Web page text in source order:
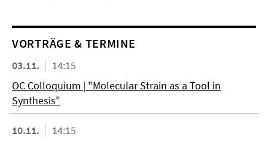
VORTRÄGE & TERMINE
03.11.
14:15
OC Colloquium | "Molecular Strain as a Tool in
Synthesis"
10.11.
14:15